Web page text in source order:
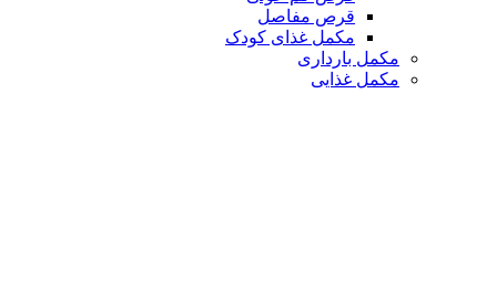
قرص مفاصل
مکمل غذای کودک
مکمل بارداری
مکمل غذایی